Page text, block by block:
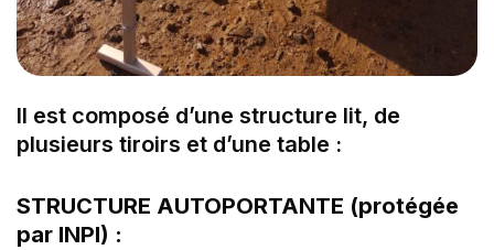
Il est composé d’une structure lit, de
plusieurs tiroirs et d’une table :
STRUCTURE AUTOPORTANTE (protégée
par INPI) :